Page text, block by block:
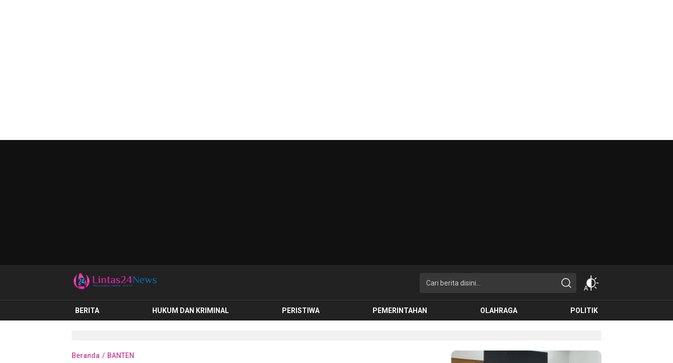
lintas24news.com
Menyingkap Setiap Realita
BERITA HUKUM DAN KRIMINAL PERISTIWA PEMERINTAHAN OLAHRAGA POLITIK
Beranda BANTEN